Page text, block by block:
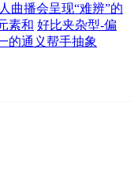
曲播会呈现“难辨”的
素和 好比夹杂型-偏
的通义帮手抽象